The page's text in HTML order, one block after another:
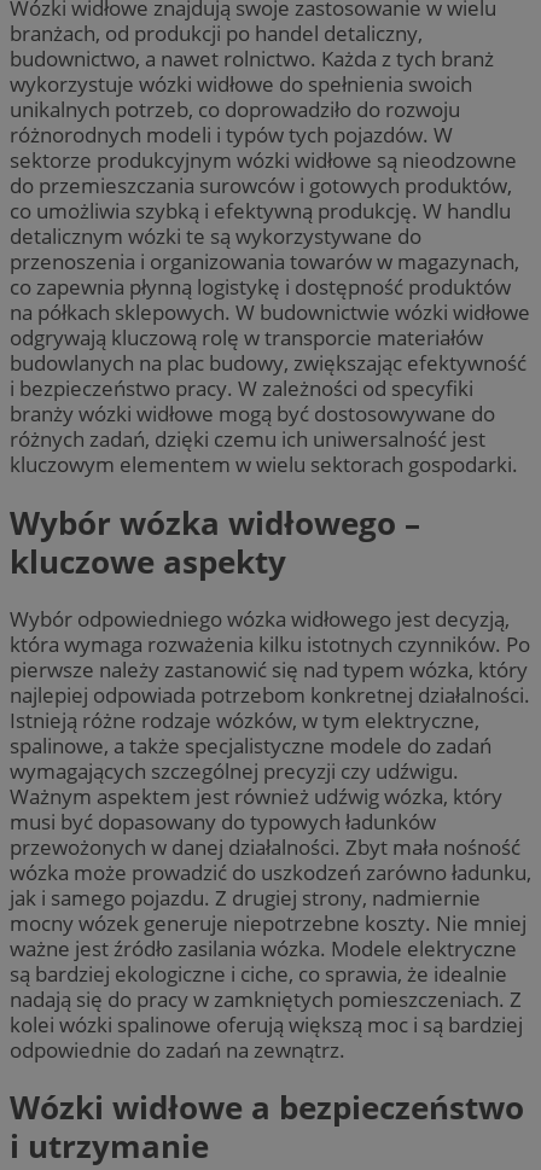
Wózki widłowe znajdują swoje zastosowanie w wielu
branżach, od produkcji po handel detaliczny,
budownictwo, a nawet rolnictwo. Każda z tych branż
wykorzystuje wózki widłowe do spełnienia swoich
unikalnych potrzeb, co doprowadziło do rozwoju
różnorodnych modeli i typów tych pojazdów. W
sektorze produkcyjnym wózki widłowe są nieodzowne
do przemieszczania surowców i gotowych produktów,
co umożliwia szybką i efektywną produkcję. W handlu
detalicznym wózki te są wykorzystywane do
przenoszenia i organizowania towarów w magazynach,
co zapewnia płynną logistykę i dostępność produktów
na półkach sklepowych. W budownictwie wózki widłowe
odgrywają kluczową rolę w transporcie materiałów
budowlanych na plac budowy, zwiększając efektywność
i bezpieczeństwo pracy. W zależności od specyfiki
branży wózki widłowe mogą być dostosowywane do
różnych zadań, dzięki czemu ich uniwersalność jest
kluczowym elementem w wielu sektorach gospodarki.
Wybór wózka widłowego –
kluczowe aspekty
Wybór odpowiedniego wózka widłowego jest decyzją,
która wymaga rozważenia kilku istotnych czynników. Po
pierwsze należy zastanowić się nad typem wózka, który
najlepiej odpowiada potrzebom konkretnej działalności.
Istnieją różne rodzaje wózków, w tym elektryczne,
spalinowe, a także specjalistyczne modele do zadań
wymagających szczególnej precyzji czy udźwigu.
Ważnym aspektem jest również udźwig wózka, który
musi być dopasowany do typowych ładunków
przewożonych w danej działalności. Zbyt mała nośność
wózka może prowadzić do uszkodzeń zarówno ładunku,
jak i samego pojazdu. Z drugiej strony, nadmiernie
mocny wózek generuje niepotrzebne koszty. Nie mniej
ważne jest źródło zasilania wózka. Modele elektryczne
są bardziej ekologiczne i ciche, co sprawia, że idealnie
nadają się do pracy w zamkniętych pomieszczeniach. Z
kolei wózki spalinowe oferują większą moc i są bardziej
odpowiednie do zadań na zewnątrz.
Wózki widłowe a bezpieczeństwo
i utrzymanie